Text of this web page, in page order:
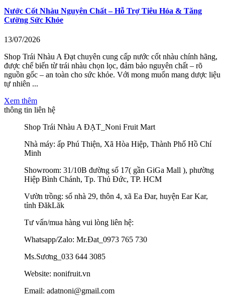
Nước Cốt Nhàu Nguyên Chất – Hỗ Trợ Tiêu Hóa & Tăng
Cường Sức Khỏe
13/07/2026
Shop Trái Nhàu A Đạt chuyên cung cấp nước cốt nhàu chính hãng,
được chế biến từ trái nhàu chọn lọc, đảm bảo nguyên chất – rõ
nguồn gốc – an toàn cho sức khỏe. Với mong muốn mang dược liệu
tự nhiên ...
Xem thêm
thông tin liên hệ
Shop Trái Nhàu A ĐẠT_Noni Fruit Mart
Nhà máy: ấp Phú Thiện, Xã Hòa Hiệp, Thành Phố Hồ Chí
Minh
Showroom: 31/10B đường số 17( gần GiGa Mall ), phường
Hiệp Bình Chánh, Tp. Thủ Đức, TP. HCM
Vườn trồng: số nhà 29, thôn 4, xã Ea Đar, huyện Ear Kar,
tỉnh ĐăkLăk
Tư vấn/mua hàng vui lòng liên hệ:
Whatsapp/Zalo: Mr.Đat_0973 765 730
Ms.Sương_033 644 3085
Website: nonifruit.vn
Email: adatnoni@gmail.com